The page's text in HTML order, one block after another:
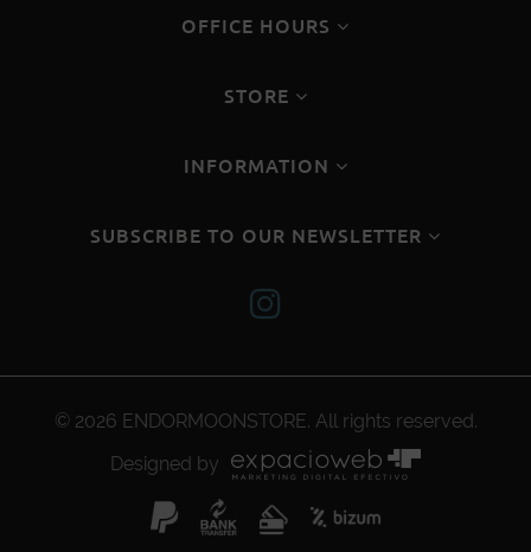
OFFICE HOURS
STORE
INFORMATION
SUBSCRIBE TO OUR NEWSLETTER
© 2026 ENDORMOONSTORE. All rights reserved.
Designed by